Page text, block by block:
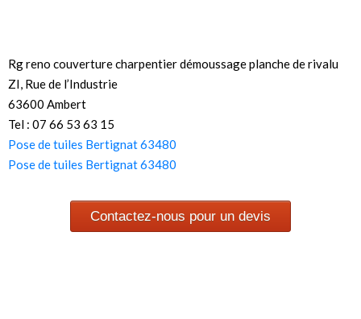
Rg reno couverture charpentier démoussage planche de rivalu
ZI, Rue de l’Industrie
63600 Ambert
Tel : 07 66 53 63 15
Pose de tuiles Bertignat 63480
Pose de tuiles Bertignat 63480
Contactez-nous pour un devis